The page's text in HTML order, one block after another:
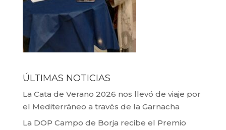
ÚLTIMAS NOTICIAS
La Cata de Verano 2026 nos llevó de viaje por
el Mediterráneo a través de la Garnacha
La DOP Campo de Borja recibe el Premio